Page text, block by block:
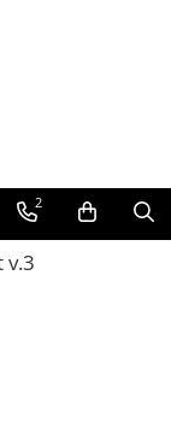
2
v.3